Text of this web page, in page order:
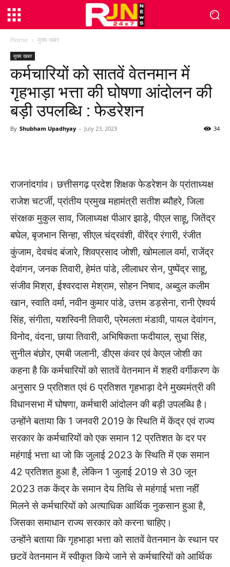
Home मुख्य खबर
मुख्य खबर
कर्मचारियों को सातवें वेतनमान में
गृहभाड़ा भत्ता की घोषणा आंदोलन की
बड़ी उपलब्धि : फेडरेशन
By Shubham Upadhyay - July 23, 2023 34
राजनांदगांव। छत्तीसगढ़ प्रदेश शिक्षक फेडरेशन के प्रांताध्यक्ष
राजेश चटर्जी, प्रांतीय प्रमुख महामंत्री सतीश ब्यौहरे, जिला
संरक्षक मुकुल साव, जिलाध्यक्ष पीआर झाड़े, पीएल साहू, जितेंद्र
बघेल, बृजभान सिन्हा, सीएल चंद्रवंशी, वीरेंद्र रंगारी, रंजीत
कुंजाम, देवचंद बंजारे, शिवप्रसाद जोशी, खोमलाल वर्मा, राजेंद्र
देवांगन, जनक तिवारी, हेमंत पांडे, लीलाधर सेन, पुष्पेंद्र साहू,
संजीव मिश्रा, ईश्वरदास मेश्राम, सोहन निषाद, अब्दुल कलीम
खान, स्वाति वर्मा, नवीन कुमार पांडे, उत्तम डड़सेना, रानी ऐश्वर्य
सिंह, संगीता, यशस्विनी तिवारी, प्रेमलता मंडावी, पायल देवांगन,
विनोद, वंदना, छाया तिवारी, अभिषिकता फदीयाल, सुधा सिंह,
सुनील बंछोर, एमबी जलानी, डीएस कंवर एवं केएल जोशी का
कहना है कि कर्मचारियों को सातवें वेतनमान में शहरी वर्गीकरण के
अनुसार 9 प्रतिशत एवं 6 प्रतिशत गृहभाड़ा देने मुख्यमंत्री की
विधानसभा में घोषणा, कर्मचारी आंदोलन की बड़ी उपलब्धि है।
उन्होंने बताया कि 1 जनवरी 2019 के स्थिति में केंद्र एवं राज्य
सरकार के कर्मचारियों को एक समान 12 प्रतिशत के दर पर
महंगाई भत्ता था जो कि जुलाई 2023 के स्थिति में एक समान
42 प्रतिशत हुआ है, लेकिन 1 जुलाई 2019 से 30 जून
2023 तक केंद्र के समान देय तिथि से महंगाई भत्ता नहीं
मिलने से कर्मचारियों को अत्याधिक आर्थिक नुकसान हुआ है,
जिसका समाधान राज्य सरकार को करना चाहिए।
उन्होंने बताया कि गृहभाड़ा भत्ता को सातवें वेतनमान के स्थान पर
छटवें वेतनमान में स्वीकृत किये जाने से कर्मचारियों को आर्थिक